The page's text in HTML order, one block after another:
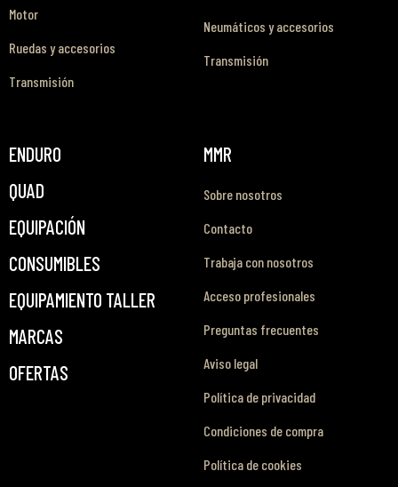
Motor
Ruedas y accesorios
Transmisión
Neumáticos y accesorios
Transmisión
ENDURO
QUAD
EQUIPACIÓN
CONSUMIBLES
EQUIPAMIENTO TALLER
MARCAS
OFERTAS
MMR
Sobre nosotros
Contacto
Trabaja con nosotros
Acceso profesionales
Preguntas frecuentes
Aviso legal
Política de privacidad
Condiciones de compra
Política de cookies